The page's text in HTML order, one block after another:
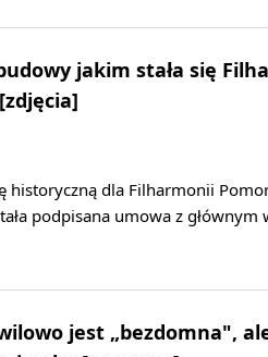
jakim stała się
historyczną dla Filharmonii
podpisana umowa z głównym
jest „bezdomna",